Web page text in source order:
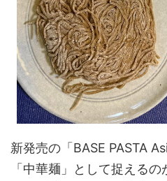
新発売の「BASE PASTA
「中華麺」として捉える